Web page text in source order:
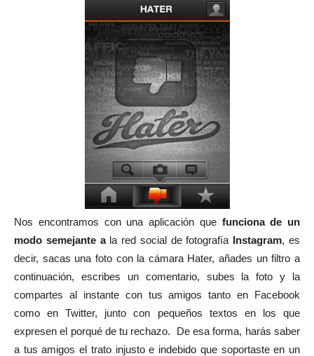
Nos encontramos con una aplicación que funciona de un
modo semejante ala red social de fotografía Instagram, es
decir, sacas una foto con la cámara Hater, añades un filtro a
continuación, escribes un comentario, subes la foto y la
compartes al instante con tus amigos tanto en Facebook
como en Twitter, junto con pequeños textos en los que
expresen el porqué de tu rechazo. De esa forma, harás saber
a tus amigos el trato injusto e indebido que soportaste en un